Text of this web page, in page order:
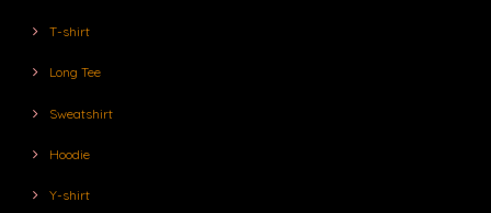
T-shirt
Long Tee
Sweatshirt
Hoodie
Y-shirt